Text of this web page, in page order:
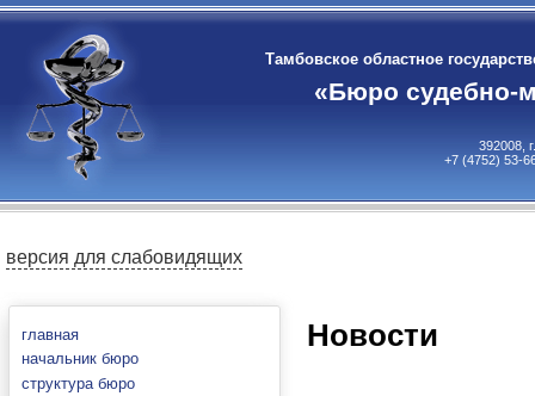
Тамбовское областное
«Бюро судебно-
392008,
+7 (4752) 53-
версия для слабовидящих
главная
начальник бюро
структура бюро
Новости